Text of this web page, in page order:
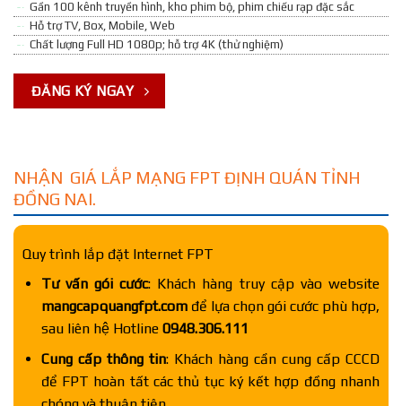
Gần 100 kênh truyền hình, kho phim bộ, phim chiếu rạp đặc sắc
Hỗ trợ TV, Box, Mobile, Web
Chất lượng Full HD 1080p; hỗ trợ 4K (thử nghiệm)
ĐĂNG KÝ NGAY
NHẬN GIÁ LẮP MẠNG FPT ĐỊNH QUÁN TỈNH
ĐỒNG NAI.
Quy trình lắp đặt Internet FPT
Tư vấn gói cước: Khách hàng truy cập vào website
mangcapquangfpt.comđể lựa chọn gói cước phù hợp,
sau liên hệ Hotline 0948.306.111
Cung cấp thông tin: Khách hàng cần cung cấp CCCD
để FPT hoàn tất các thủ tục ký kết hợp đồng nhanh